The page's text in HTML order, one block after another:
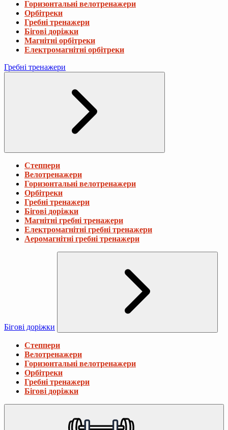
Горизонтальні велотренажери
Орбітреки
Гребні тренажери
Бігові доріжки
Магнітні орбітреки
Електромагнітні орбітреки
Гребні тренажери
Степпери
Велотренажери
Горизонтальні велотренажери
Орбітреки
Гребні тренажери
Бігові доріжки
Магнітні гребні тренажери
Електромагнітні гребні тренажери
Аеромагнітні гребні тренажери
Бігові доріжки
Степпери
Велотренажери
Горизонтальні велотренажери
Орбітреки
Гребні тренажери
Бігові доріжки